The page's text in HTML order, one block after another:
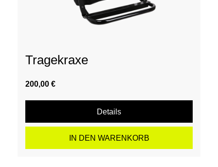
Tragekraxe
200,00 €
Details
IN DEN WARENKORB